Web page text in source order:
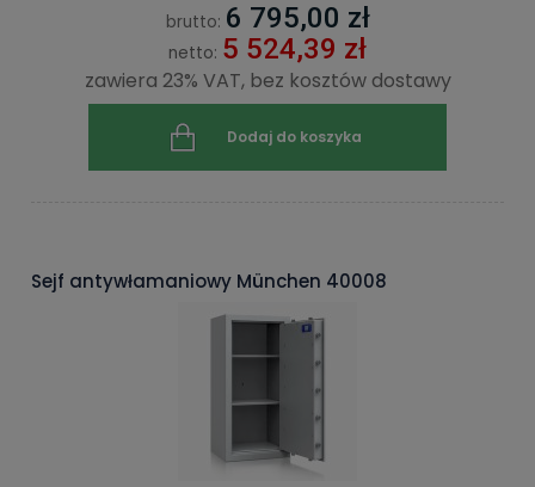
brutto: 6 795,00 zł
netto: 5 524,39 zł
zawiera 23% VAT, bez kosztów dostawy
Dodaj do koszyka
Sejf antywłamaniowy München 40008